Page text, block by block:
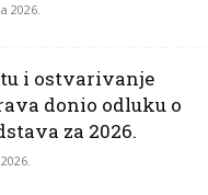
2026.
i ostvarivanje
donio odluku o
za 2026.